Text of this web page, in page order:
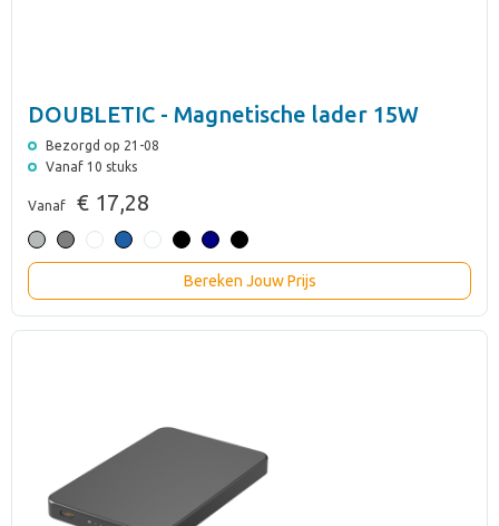
DOUBLETIC - Magnetische lader 15W
Bezorgd op 21-08
Vanaf 10 stuks
Vanaf € 17,28
Bereken Jouw Prijs